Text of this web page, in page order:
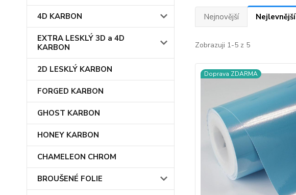
4D KARBON
EXTRA LESKLÝ 3D a 4D
KARBON
2D LESKLÝ KARBON
FORGED KARBON
GHOST KARBON
HONEY KARBON
CHAMELEON CHROM
BROUŠENÉ FOLIE
Nejnovější Nejlevnější
Zobrazuji 1-5 z 5
Doprava ZDARMA